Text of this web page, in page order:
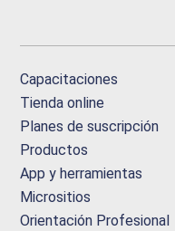
Capacitaciones
Tienda online
Planes de suscripción
Productos
App y herramientas
Micrositios
Orientación Profesional